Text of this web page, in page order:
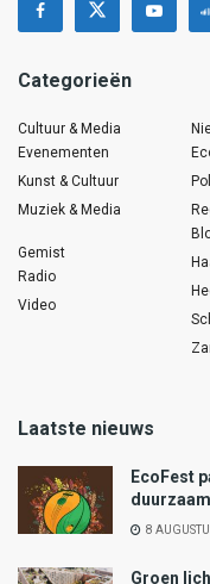
Categorieën
Cultuur & Media
Evenementen
Kunst & Cultuur
Muziek & Media
Gemist
Radio
Video
Laatste nieuws
EcoFest
8
Groen